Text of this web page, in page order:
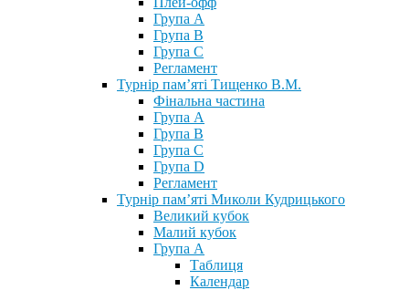
Група А
Група В
Група С
Регламент
Турнір пам’яті Тищенко В.М.
Фінальна частина
Група А
Група В
Група С
Група D
Регламент
Турнір пам’яті Миколи Кудрицького
Великий кубок
Малий кубок
Група А
Таблиця
Календар